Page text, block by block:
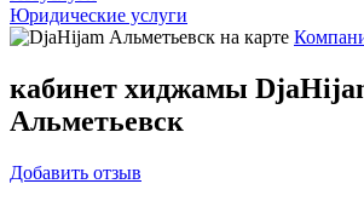
Юридические услуги
кабинет хиджамы
Альметьевск
Добавить отзыв